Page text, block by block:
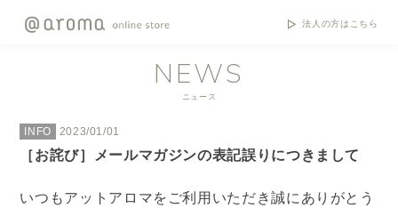
法人の方はこちら
NEWS
ニュース
INFO 2023/01/01
［お詫び］メールマガジンの表記誤りにつきまして
いつもアットアロマをご利用いただき誠にありがとう